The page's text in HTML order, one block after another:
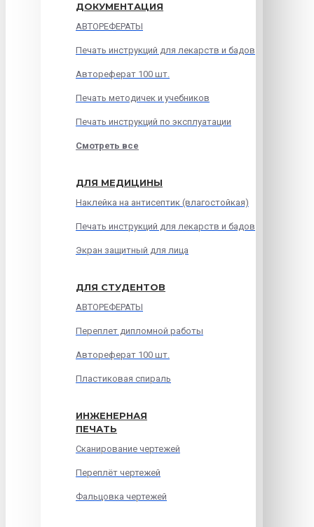
ДОКУМЕНТАЦИЯ
АВТОРЕФЕРАТЫ
Печать инструкций для лекарств и бадов
Автореферат 100 шт.
Печать методичек и учебников
Печать инструкций по эксплуатации
Смотреть все
ДЛЯ МЕДИЦИНЫ
Наклейка на антисептик (влагостойкая)
Печать инструкций для лекарств и бадов
Экран защитный для лица
ДЛЯ СТУДЕНТОВ
АВТОРЕФЕРАТЫ
Переплет дипломной работы
Автореферат 100 шт.
Пластиковая спираль
ИНЖЕНЕРНАЯ
ПЕЧАТЬ
Сканирование чертежей
Переплёт чертежей
Фальцовка чертежей